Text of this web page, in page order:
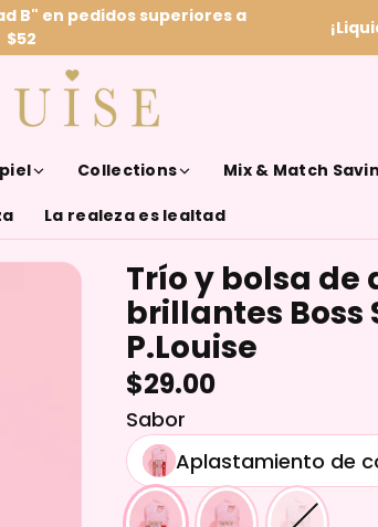
B" en pedidos superiores a
$52
Collections Mix & Match
La realeza es lealtad
Trío y bolsa
brillantes Boss
P.Louise
$29.00
Sabor
Aplastamiento de